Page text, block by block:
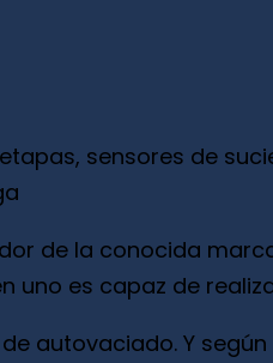
sensores de
de la conocida
uno es capaz de
autovaciado. Y